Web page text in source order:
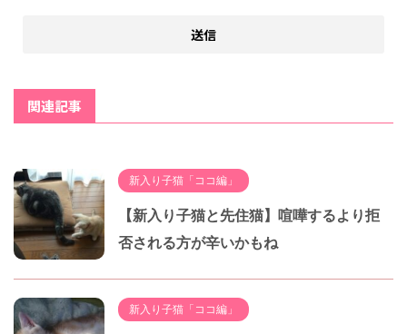
関連記事
新入り子猫「ココ編」
【新入り子猫と先住猫】喧嘩するより拒
否される方が辛いかもね
新入り子猫「ココ編」